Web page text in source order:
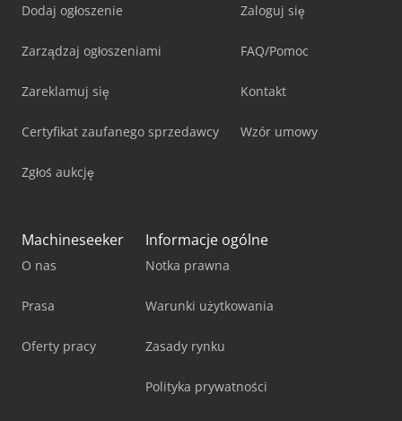
Dodaj ogłoszenie
Zarządzaj ogłoszeniami
Zareklamuj się
Certyfikat zaufanego sprzedawcy
Zgłoś aukcję
Zaloguj się
FAQ/Pomoc
Kontakt
Wzór umowy
Machineseeker
O nas
Prasa
Oferty pracy
Informacje ogólne
Notka prawna
Warunki użytkowania
Zasady rynku
Polityka prywatności